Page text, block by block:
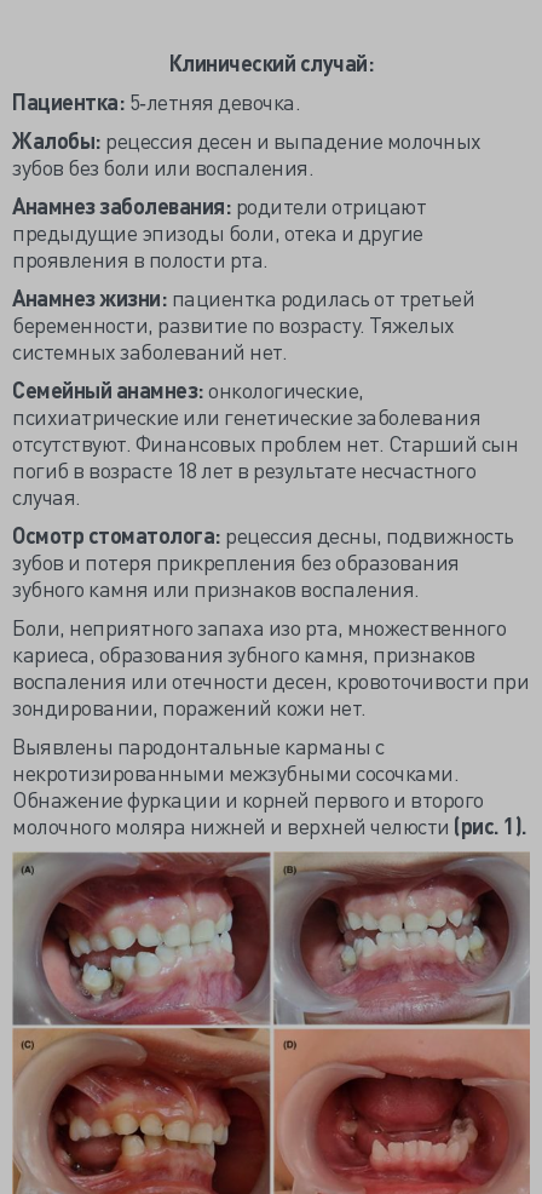
Клинический случай:
Пациентка: 5‐летняя девочка.
Жалобы: рецессия десен и выпадение молочных
зубов без боли или воспаления.
Анамнез заболевания: родители отрицают
предыдущие эпизоды боли, отека и другие
проявления в полости рта.
Анамнез жизни: пациентка родилась от третьей
беременности, развитие по возрасту. Тяжелых
системных заболеваний нет.
Семейный анамнез:онкологические,
психиатрические или генетические заболевания
отсутствуют. Финансовых проблем нет. Старший сын
погиб в возрасте 18 лет в результате несчастного
случая.
Осмотр стоматолога: рецессия десны, подвижность
зубов и потеря прикрепления без образования
зубного камня или признаков воспаления.
Боли, неприятного запаха изо рта, множественного
кариеса, образования зубного камня, признаков
воспаления или отечности десен, кровоточивости при
зондировании, поражений кожи нет.
Выявлены пародонтальные карманы с
некротизированными межзубными сосочками.
Обнажение фуркации и корней первого и второго
молочного моляра нижней и верхней челюсти (рис. 1).